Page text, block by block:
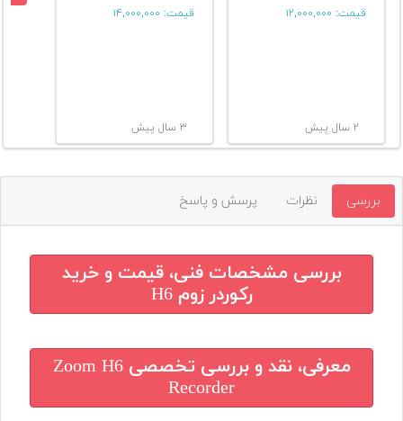
قیمت: ۱۲,۰۰۰,۰۰۰
۲ سال پیش
قیمت: ۱۴,۰۰۰,۰۰۰
۳ سال پیش
بررسی نظرات پرسش و پاسخ
بررسی مشخصات فنی، قیمت و خرید
رکوردر زوم H6
معرفی، نقد و بررسی تخصصیZoom H6
Recorder